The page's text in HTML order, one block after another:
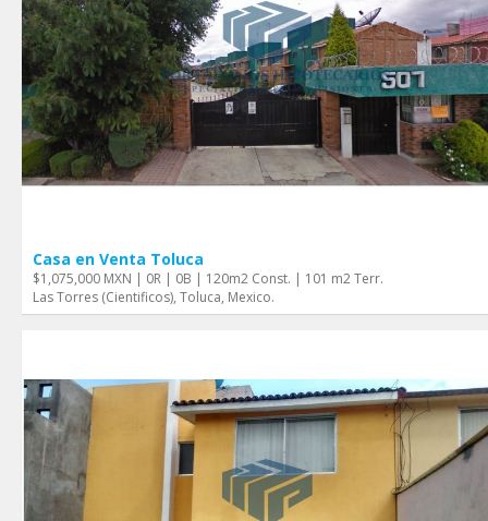
Casa en Venta Toluca
$1,075,000 MXN | 0R | 0B | 120m2 Const. | 101 m2 Terr.
Las Torres (Cientificos), Toluca, Mexico.